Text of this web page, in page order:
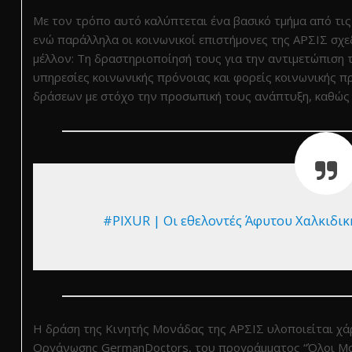
Με τον τρόπο αυτό καλύπτεται ένα βασικό τμήμα από
ενώ παράλληλα οι κοινωνικοί επιστήμονες της ΑΡΣΙΣ
μέλλον: Τη δραστηριοποίησή τους για την
υπηρεσίες κοινωνικής πρόνοιας και φορείς
δράσεων με στόχο την προσωπική τους ανάπτυξη, καθώς
#PIXUR | Οι εθελοντές Άφυτου
H δράση της Κινητής Μονάδας της ΑΡΣΙΣ υλοποιείται
Οργάνωσης GermanDoctors, του προγράμματος “Όλοι